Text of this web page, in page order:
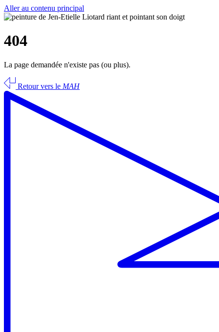
Aller au contenu principal
404
La page demandée n'existe pas (ou plus).
Retour vers le MAH